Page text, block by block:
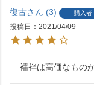
復古 3 購入者
投稿日
2021/04/09
襦袢は高価なもの